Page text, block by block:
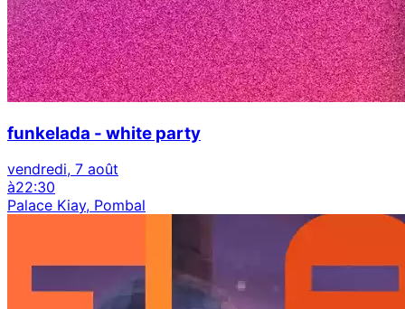
funkelada - white party
vendredi, 7 août
à22:30
Palace Kiay, Pombal